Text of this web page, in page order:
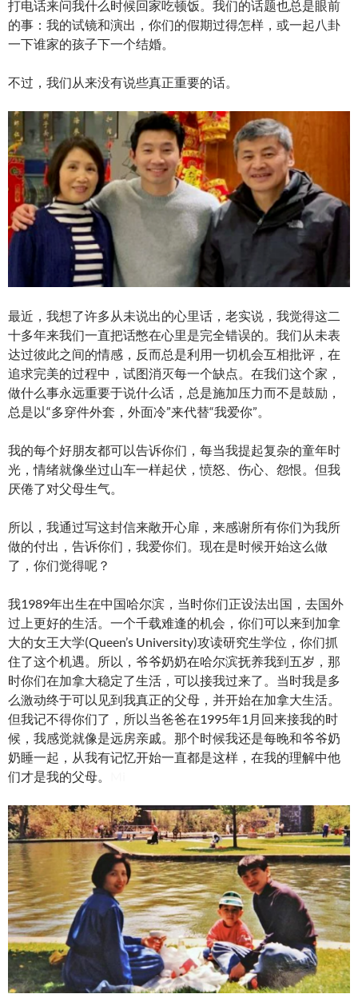
打电话来问我什么时候回家吃顿饭。我们的话题也总是眼前
的事：我的试镜和演出，你们的假期过得怎样，或一起八卦
一下谁家的孩子下一个结婚。
不过，我们从来没有说些真正重要的话。
最近，我想了许多从未说出的心里话，老实说，我觉得这二
十多年来我们一直把话憋在心里是完全错误的。我们从未表
达过彼此之间的情感，反而总是利用一切机会互相批评，在
追求完美的过程中，试图消灭每一个缺点。在我们这个家，
做什么事永远重要于说什么话，总是施加压力而不是鼓励，
总是以“多穿件外套，外面冷”来代替“我爱你”。
我的每个好朋友都可以告诉你们，每当我提起复杂的童年时
光，情绪就像坐过山车一样起伏，愤怒、伤心、怨恨。但我
厌倦了对父母生气。
所以，我通过写这封信来敞开心扉，来感谢所有你们为我所
做的付出，告诉你们，我爱你们。现在是时候开始这么做
了，你们觉得呢？
我1989年出生在中国哈尔滨，当时你们正设法出国，去国外
过上更好的生活。一个千载难逢的机会，你们可以来到加拿
大的女王大学(Queen’s University)攻读研究生学位，你们抓
住了这个机遇。所以，爷爷奶奶在哈尔滨抚养我到五岁，那
时你们在加拿大稳定了生活，可以接我过来了。当时我是多
么激动终于可以见到我真正的父母，并开始在加拿大生活。
但我记不得你们了，所以当爸爸在1995年1月回来接我的时
候，我感觉就像是远房亲戚。那个时候我还是每晚和爷爷奶
奶睡一起，从我有记忆开始一直都是这样，在我的理解中他
们才是我的父母。